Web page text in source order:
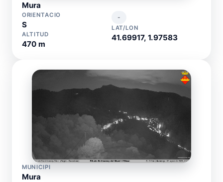
Mura
ORIENTACIO
S
ALTITUD
470 m
-
LAT/LON
41.69917, 1.97583
MUNICIPI
Mura